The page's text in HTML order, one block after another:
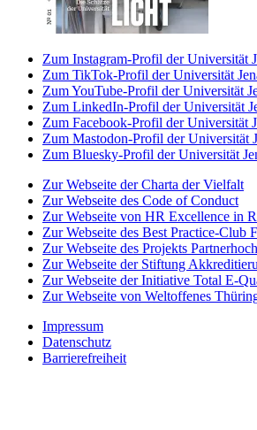
Zum Instagram-Profil der Universität
Zum TikTok-Profil der Universität
Zum YouTube-Profil der Universität
Zum LinkedIn-Profil der Universität
Zum Facebook-Profil der Universität
Zum Mastodon-Profil der Universität
Zum Bluesky-Profil der Universität
Zur Webseite der Charta der Vielfalt
Zur Webseite des Code of Conduct
Zur Webseite von HR Excellence in
Zur Webseite des Best Practice-Club
Zur Webseite des Projekts
Zur Webseite der Stiftung
Zur Webseite der Initiative Total E-
Zur Webseite von Weltoffenes
Impressum
Datenschutz
Barrierefreiheit